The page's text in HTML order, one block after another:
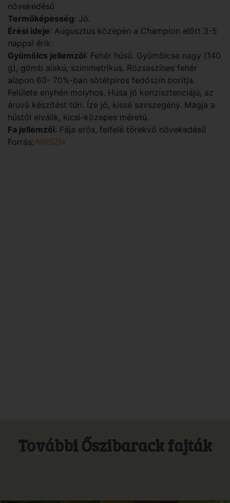
növekedésű
Termőképesség: Jó.
Érési ideje: Augusztus közepén a Champion előtt 3-5
nappal érik.
Gyümölcs jellemzői: Fehér húsú. Gyümölcse nagy (140
g), gömb alakú, szimmetrikus. Rózsaszínes fehér
alapon 60- 70%-ban sötétpiros fedőszín borítja.
Felülete enyhén molyhos. Húsa jó konzisztenciájú, az
áruvá készítést tűri. Íze jó, kissé savszegény. Magja a
hústól elválik, kicsi-közepes méretű.
Fa jellemzői: Fája erős, felfelé törekvő növekedésű
Forrás: MKSZN
További Őszibarack fajták